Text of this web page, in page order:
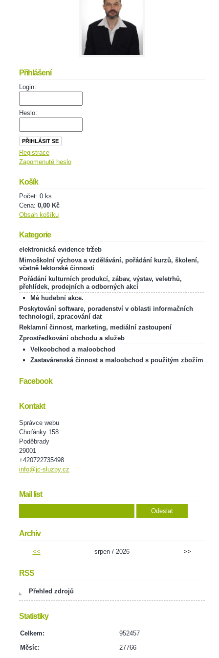
Přihlášení
Login:
Heslo:
Registrace
Zapomenuté heslo
Košík
Počet: 0 ks
Cena: 0,00 Kč
Obsah košíku
Kategorie
elektronická evidence tržeb
Mimoškolní výchova a vzdělávání, pořádání kurzů, školení,
včetně lektorské činnosti
Pořádání kulturních produkcí, zábav, výstav, veletrhů,
přehlídek, prodejních a odborných akcí
Mé hudební akce.
Poskytování software, poradenství v oblasti informačních
technologií, zpracování dat
Reklamní činnost, marketing, mediální zastoupení
Zprostředkování obchodu a služeb
Velkoobchod a maloobchod
Zastavárenská činnost a maloobchod s použitým zbožím
Facebook
Kontakt
Správce webu
Choťánky 158
Poděbrady
29001
+420722735498
info@jc-sluzby.cz
Mail list
Archiv
<< srpen / 2026 >>
RSS
Přehled zdrojů
Statistiky
Celkem:
952457
Měsíc:
27766